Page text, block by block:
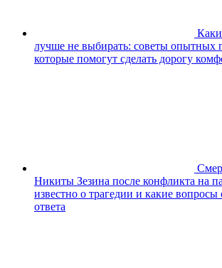
лучше не выбирать: советы опытных
которые помогут сделать дорогу
Никиты Зезина после конфликта на
известно о трагедии и какие вопросы
ответа